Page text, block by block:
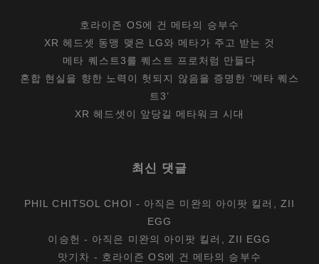
호라이즌 OS에 건 메타의 승부수
XR 헤드셋 동맹 맺은 LG와 메타가 주고 받는 것
메타 퀘스트3를 퀘스트 프로처럼 만들다
혼합 현실을 향한 노력이 헛되지 않음을 증명한 ‘메타 퀘스
트3’
XR 헤드셋이 앞당길 메타워크 시대
최신 댓글
PHIL CHITSOL CHOI - 아직은 미완의 아이팟 킬러, ZII
EGG
이승헌 - 아직은 미완의 아이팟 킬러, ZII EGG
맛기차 - 호라이즌 OS에 건 메타의 승부수